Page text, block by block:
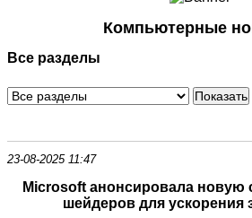
Периферия
Программное
Компьютерные
Все разделы
23-08-2025 11:47
Microsoft анонсировала новую
шейдеров для ускорения